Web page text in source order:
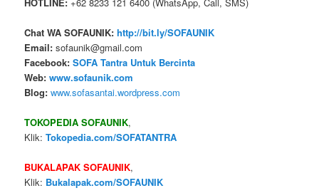
Chat WA SOFAUNIK: http://bit.ly/SOFAUNIK
Email: sofaunik@gmail.com
Facebook:SOFA Tantra Untuk Bercinta
Web: www.sofaunik.com
Blog: www.sofasantai.wordpress.com
TOKOPEDIA SOFAUNIK,
Klik:Tokopedia.com/SOFATANTRA
BUKALAPAK SOFAUNIK,
Klik: Bukalapak.com/SOFAUNIK